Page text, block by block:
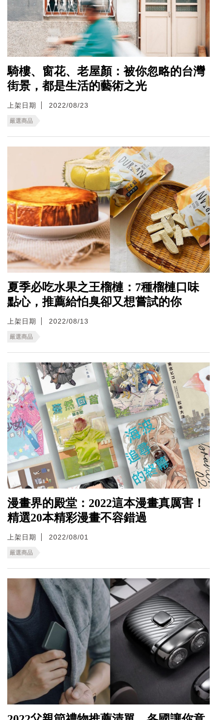
騎樓、窗花、老屋顏：被你忽略的台灣
街景，都是生活的藝術之光
上架日期 2022/08/23
嚴選商品
夏季必吃水果之王榴槤：7種榴槤口味
點心，推薦給怕臭卻又想嘗試的你
上架日期 2022/08/13
嚴選商品
漫畫界的殿堂：2022這本漫畫真厲害！
精選20本精彩漫畫不容錯過
上架日期 2022/08/01
嚴選商品